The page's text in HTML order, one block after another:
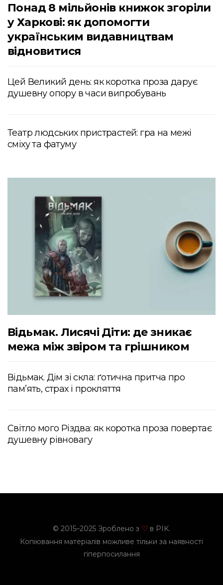
Понад 8 мільйонів книжок згоріли
у Харкові: як допомогти
українським видавництвам
відновитися
Цей Великий день: як коротка проза дарує
душевну опору в часи випробувань
Театр людських пристрастей: гра на межі
сміху та фатуму
Відьмак. Лисячі Діти: де зникає
межа між звіром та грішником
Відьмак. Дім зі скла: ґотична притча про
пам’ять, страх і прокляття
Світло мого Різдва: як коротка проза повертає
душевну рівновагу
© 2015–2025 Зроблено з ♡ в PIK.
Копіювання матеріалів можливе тільки за наявності
гіперпосилання